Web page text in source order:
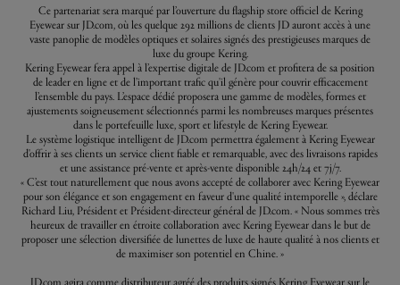
Ce partenariat sera marqué par l’ouverture du flagship store officiel de Kering
Eyewear sur JD.com, où les quelque 292 millions de clients JD auront accès à une
vaste panoplie de modèles optiques et solaires signés des prestigieuses marques de
luxe du groupe Kering.
Kering Eyewear fera appel à l’expertise digitale de JD.com et profitera de sa position
de leader en ligne et de l’important trafic qu'il génère pour couvrir efficacement
l’ensemble du pays. L’espace dédié proposera une gamme de modèles, formes et
ajustements soigneusement sélectionnés parmi les nombreuses marques présentes
dans le portefeuille luxe, sport et lifestyle de Kering Eyewear.
Le système logistique intelligent de JD.com permettra également à Kering Eyewear
d'offrir à ses clients un service client fiable et remarquable, avec des livraisons rapides
et une assistance pré-vente et après-vente disponible 24h/24 et 7j/7.
« C’est tout naturellement que nous avons accepté de collaborer avec Kering Eyewear
pour son élégance et son engagement en faveur d'une qualité intemporelle », déclare
Richard Liu, Président et Président-directeur général de JD.com. « Nous sommes très
heureux de travailler en étroite collaboration avec Kering Eyewear dans le but de
proposer une sélection diversifiée de lunettes de luxe de haute qualité à nos clients et
de maximiser son potentiel en Chine. »
JD.com agira comme distributeur agréé des produits signés Kering Eyewear sur le